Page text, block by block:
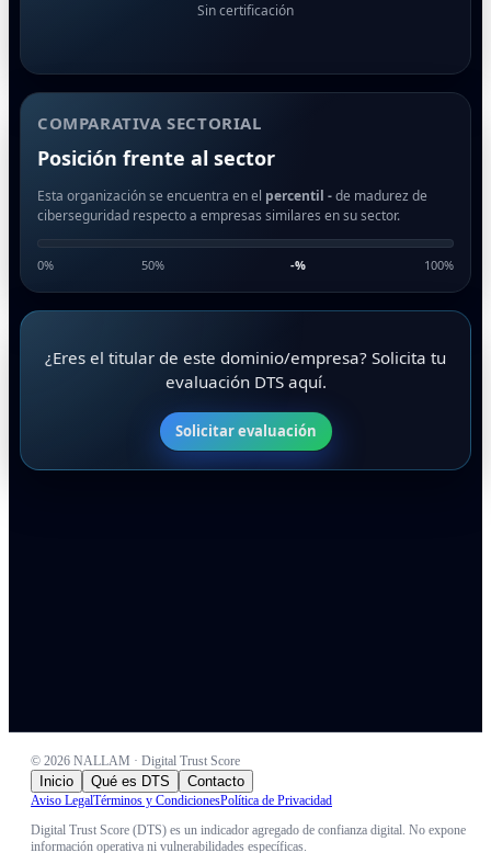
Sin certificación
COMPARATIVA SECTORIAL
Posición frente al sector
Esta organización se encuentra en el percentil -de madurez de
ciberseguridad respecto a empresas similares en su sector.
0% 50% -% 100%
¿Eres el titular de este dominio/empresa? Solicita tu
evaluación DTS aquí.
Solicitar evaluación
© 2026 NALLAM · Digital Trust Score
Inicio Qué es DTS Contacto
Aviso LegalTérminos y CondicionesPolítica de Privacidad
Digital Trust Score (DTS) es un indicador agregado de confianza digital. No expone
información operativa ni vulnerabilidades específicas.